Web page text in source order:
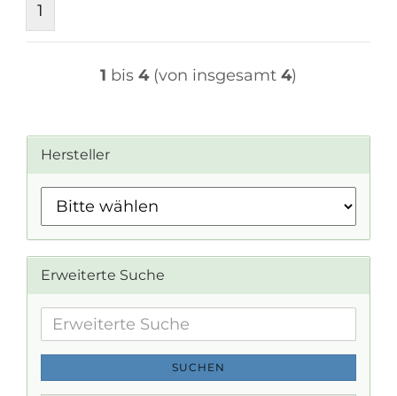
1
1 bis 4(von insgesamt 4)
Hersteller
Erweiterte Suche
Erweiterte
Suche
SUCHEN